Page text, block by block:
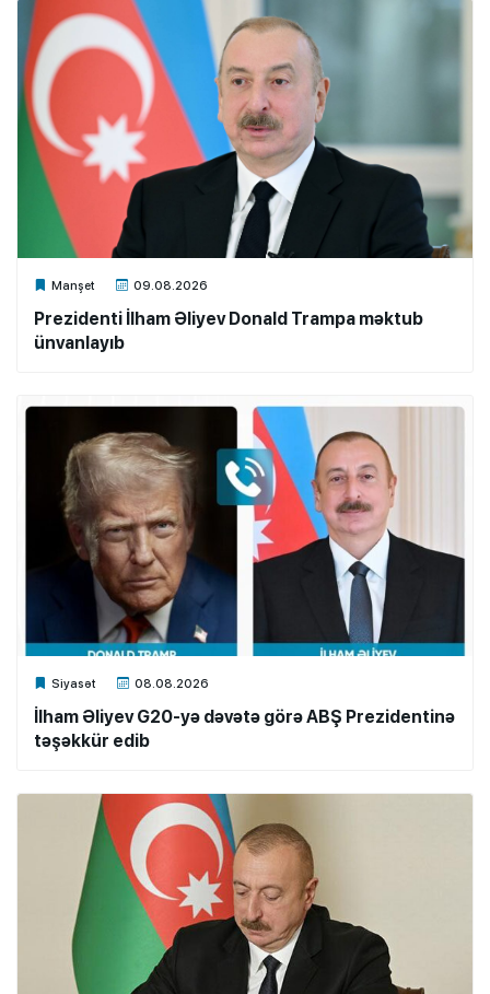
Manşet 09.08.2026
Xalq.Online
Prezidenti İlham Əliyev Donald Trampa məktub
ünvanlayıb
Siyasət 08.08.2026
Xalq.Online
İlham Əliyev G20-yə dəvətə görə ABŞ Prezidentinə
təşəkkür edib